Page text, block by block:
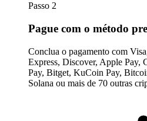
Passo 2
Pague com o método
Conclua o pagamento com
Express, Discover, Apple Pay,
Pay, Bitget, KuCoin Pay,
Solana ou mais de 70 outras